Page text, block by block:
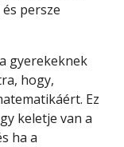
persze
hogy,
Ez
keletje van a
ha a